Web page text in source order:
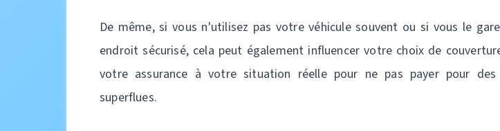
De même, si vous n'utilisez pas votre véhicule souvent ou si vous le
endroit sécurisé, cela peut également influencer votre choix de
votre assurance à votre situation réelle pour ne pas payer pour des
superflues.